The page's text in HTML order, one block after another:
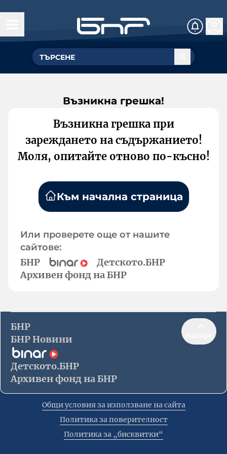
Възникна грешка!
Възникна грешка при
зареждането на съдържанието!
Моля, опитайте отново по-късно!
Към начална страница
Или проверете още от нашите
сайтове:
БНР
Детското.БНР
Архивен фонд на БНР
БНР
БНР Новини
Детското.БНР
Архивен фонд на БНР
Общи условия за използване на сайта
Политика за поверителност
Политика за „бисквитки“